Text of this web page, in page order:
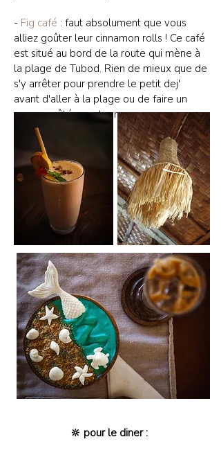
- Fig café : faut absolument que vous
alliez goûter leur cinnamon rolls ! Ce café
est situé au bord de la route qui mène à
la plage de Tubod. Rien de mieux que de
s'y arrêter pour prendre le petit dej'
avant d'aller à la plage ou de faire un
pause goûté au retour.
🔆 pour le diner :